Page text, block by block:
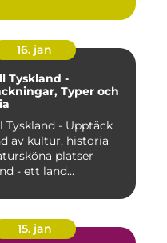
16. jan
Tyskland -
Typer och
Tyskland - Upptäck
av kultur, historia
platser
- ett land...
15. jan